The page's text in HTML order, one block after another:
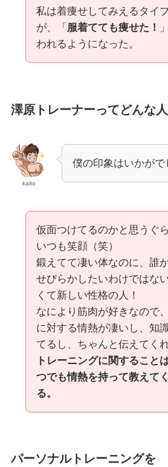
私は着痩せしてみえるタイ
が、「 服着てても痩せた！
われるようになった。
澤原トレーナーってどんな
kaito
僕の印象はいかがで
仮面つけてるのかと思うぐら
いつも笑顔（笑）
鍛えてて凄い体なのに、誰
せびらかしたいわけではな
くて新しい性格の人！
なにより筋肉が好きなので
に対する情熱が凄いし、知
てるし、ちゃんと伝えてくれ
トレーニングに関すること
つでも情熱を持って教えて
る。
パーソナルトレーニングを